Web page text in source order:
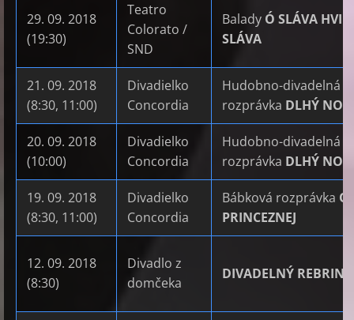
29. 09. 2018
(19:30)
Teatro
Colorato /
SND
Balady Ó SLÁVA
SLÁVA
21. 09. 2018
(8:30, 11:00)
Divadielko
Concordia
Hudobno-divadelná
rozprávka DLHÝ NOS
20. 09. 2018
(10:00)
Divadielko
Concordia
Hudobno-divadelná
rozprávka DLHÝ NOS
19. 09. 2018
(8:30, 11:00)
Divadielko
Concordia
Bábková rozprávka O
PRINCEZNEJ
12. 09. 2018
(8:30)
Divadlo z
domčeka
DIVADELNÝ